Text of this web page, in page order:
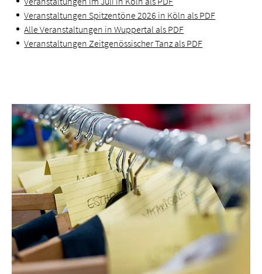
Veranstaltungen Spitzentöne 2026 in Köln als PDF
Alle Veranstaltungen in Wuppertal als PDF
Veranstaltungen Zeitgenössischer Tanz als PDF